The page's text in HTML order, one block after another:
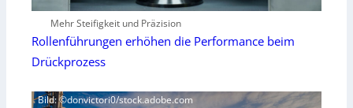
Mehr Steifigkeit und Präzision
Rollenführungen erhöhen die Performance beim
Drückprozess
Bild: ©donvictori0/stock.adobe.com